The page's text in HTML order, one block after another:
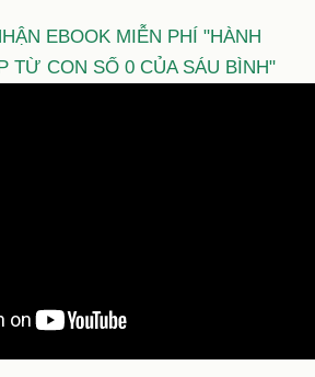
EBOOK MIỄN PHÍ "HÀNH
TỪ CON SỐ 0 CỦA SÁU BÌNH"